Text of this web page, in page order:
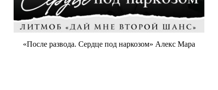
«После развода. Сердце под наркозом» Алекс Мара